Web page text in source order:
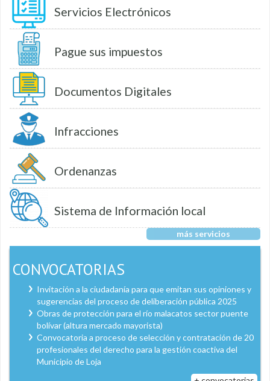
Servicios Electrónicos
Pague sus impuestos
Documentos Digitales
Infracciones
Ordenanzas
Sistema de Información local
más servicios
CONVOCATORIAS
Invitación a la ciudadanía para que emitan sus opiniones y
sugerencias del proceso de deliberación pública 2025
Obras de protección para el río malacatos sector puente
bolívar (altura mercado mayorista)
Convocatoria a proceso de selección y contratación de 20
profesionales del derecho para la gestión coactiva del
Municipio de Loja